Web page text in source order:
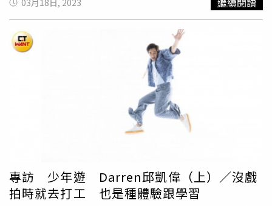
發片的機會，卻因突如其來一場嚴重的車禍意外，導致顴骨
斷裂差點毀容，也打碎了她的歌手夢，所幸幾乎要放棄歌唱
夢想的她，在母親的支持與信仰的力量下，才重新找回自
信。梁一貞17日慶祝42歲生日，並在臉書提到「在今年過
年的時候，媽媽因為身體不舒服去醫院檢查，被發現為肝細
胞癌，腫瘤有15公分這麼大，可想而知他的嚴重，我實在很
難接受這個事實，媽媽基本上早睡早起也不喝酒，但遇到了
也只能接受並且積極接受治療！」梁一貞強調，「目前除了
標靶藥物也接受長庚的質子治療。即使很不舒服，媽媽還是
日願望都要給我媽媽的健康，希望治療一切順利」。（圖／
翻攝自梁一貞 Jenny Liang臉書）
專訪 少年遊 Darren邱凱偉（上）／沒戲
拍時就去打工 也是種體驗跟學習